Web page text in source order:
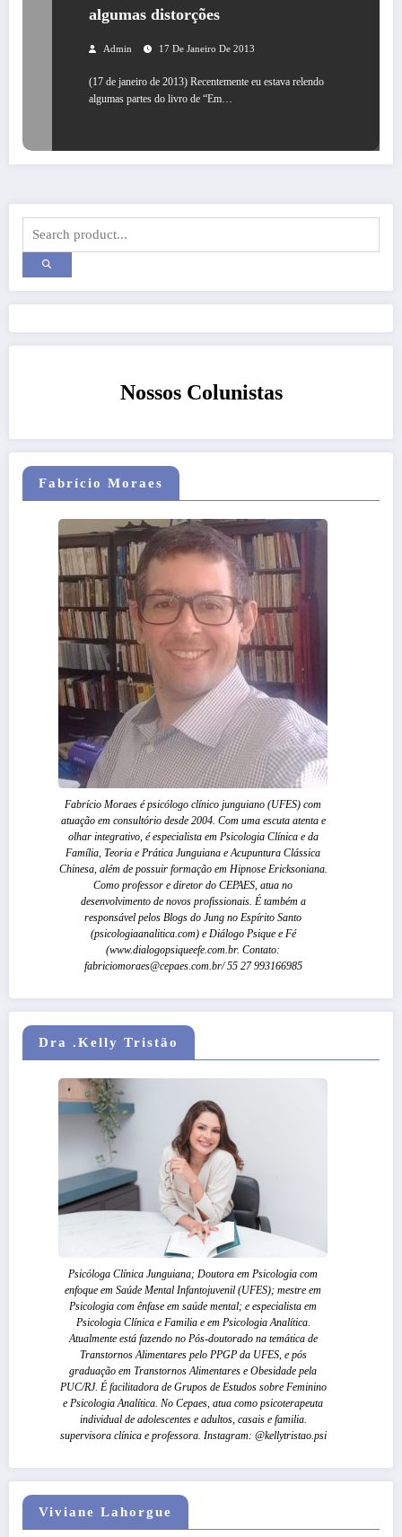
algumas distorções
Admin 17 De Janeiro De 2013
(17 de janeiro de 2013) Recentemente eu estava relendo
algumas partes do livro de “Em…
Nossos Colunistas
Fabrício Moraes
Fabrício Moraes é psicólogo clínico junguiano (UFES) com
atuação em consultório desde 2004. Com uma escuta atenta e
olhar integrativo, é especialista em Psicologia Clínica e da
Família, Teoria e Prática Junguiana e Acupuntura Clássica
Chinesa, além de possuir formação em Hipnose Ericksoniana.
Como professor e diretor do CEPAES, atua no
desenvolvimento de novos profissionais. É também a
responsável pelos Blogs do Jung no Espírito Santo
(psicologiaanalitica.com) e Diálogo Psique e Fé
(www.dialogopsiqueefe.com.br. Contato:
fabriciomoraes@cepaes.com.br/ 55 27 993166985
Dra .Kelly Tristão
Psicóloga Clínica Junguiana; Doutora em Psicologia com
enfoque em Saúde Mental Infantojuvenil (UFES); mestre em
Psicologia com ênfase em saúde mental; e especialista em
Psicologia Clínica e Familia e em Psicologia Analítica.
Atualmente está fazendo no Pós-doutorado na temática de
Transtornos Alimentares pelo PPGP da UFES, e pós
graduação em Transtornos Alimentares e Obesidade pela
PUC/RJ. É facilitadora de Grupos de Estudos sobre Feminino
e Psicologia Analítica. No Cepaes, atua como psicoterapeuta
individual de adolescentes e adultos, casais e familia.
supervisora clínica e professora. Instagram: @kellytristao.psi
Viviane Lahorgue